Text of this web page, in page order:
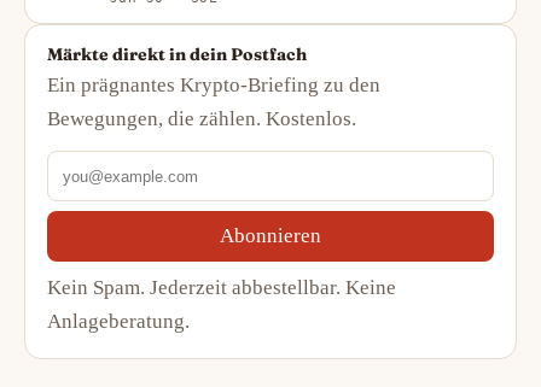
Märkte direkt in dein Postfach
Ein prägnantes Krypto-Briefing zu den
Bewegungen, die zählen. Kostenlos.
Abonnieren
Kein Spam. Jederzeit abbestellbar. Keine
Anlageberatung.